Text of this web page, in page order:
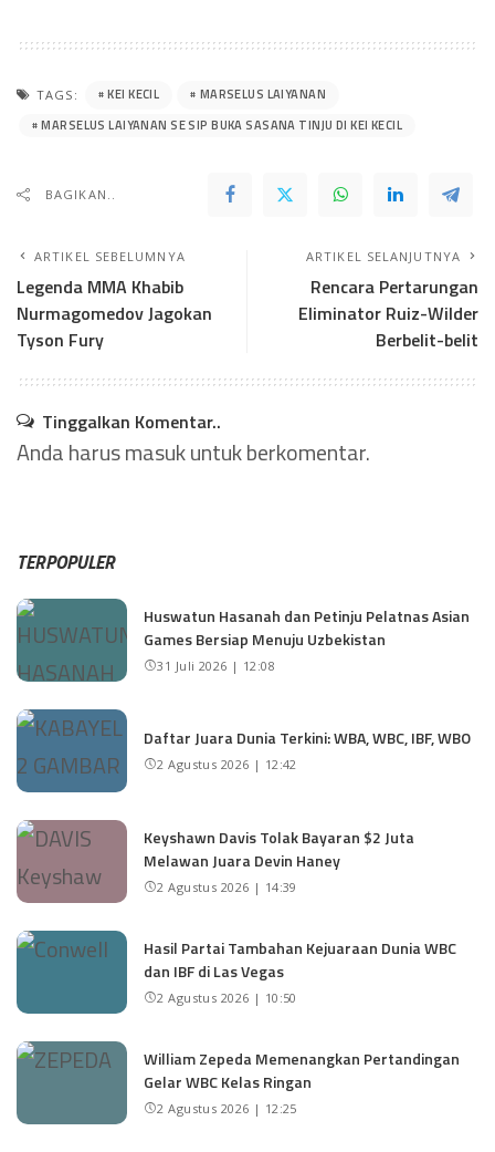
TAGS: KEI KECIL
MARSELUS LAIYANAN
MARSELUS LAIYANAN SE SIP BUKA SASANA TINJU DI KEI KECIL
BAGIKAN..
ARTIKEL SEBELUMNYA
Legenda MMA Khabib
Nurmagomedov Jagokan
Tyson Fury
ARTIKEL SELANJUTNYA
Rencara Pertarungan
Eliminator Ruiz-Wilder
Berbelit-belit
Tinggalkan Komentar..
Anda harusmasukuntuk berkomentar.
TERPOPULER
Huswatun Hasanah dan Petinju Pelatnas Asian
Games Bersiap Menuju Uzbekistan
31 Juli 2026 | 12:08
Daftar Juara Dunia Terkini: WBA, WBC, IBF, WBO
2 Agustus 2026 | 12:42
Keyshawn Davis Tolak Bayaran $2 Juta
Melawan Juara Devin Haney
2 Agustus 2026 | 14:39
Hasil Partai Tambahan Kejuaraan Dunia WBC
dan IBF di Las Vegas
2 Agustus 2026 | 10:50
William Zepeda Memenangkan Pertandingan
Gelar WBC Kelas Ringan
2 Agustus 2026 | 12:25